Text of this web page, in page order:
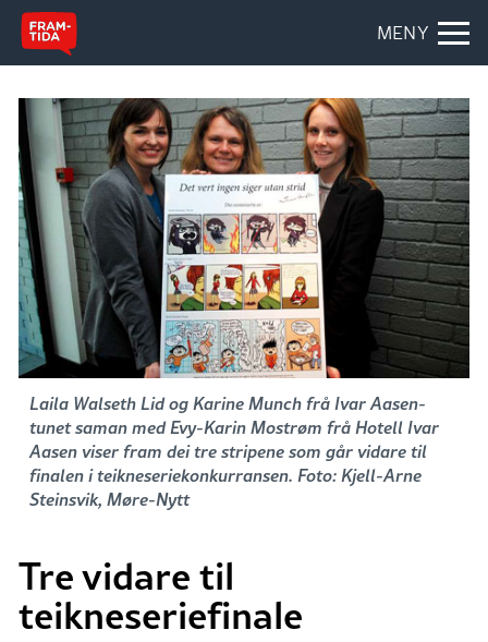
MENY
Laila Walseth Lid og Karine Munch frå Ivar Aasen-
tunet saman med Evy-Karin Mostrøm frå Hotell Ivar
Aasen viser fram dei tre stripene som går vidare til
finalen i teikneseriekonkurransen. Foto: Kjell-Arne
Steinsvik, Møre-Nytt
Tre vidare til
teikneseriefinale